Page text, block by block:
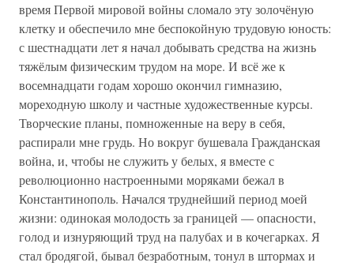
время Первой мировой войны сломало эту золочёную
клетку и обеспечило мне беспокойную трудовую юность:
с шестнадцати лет я начал добывать средства на жизнь
тяжёлым физическим трудом на море. И всё же к
восемнадцати годам хорошо окончил гимназию,
мореходную школу и частные художественные курсы.
Творческие планы, помноженные на веру в себя,
распирали мне грудь. Но вокруг бушевала Гражданская
война, и, чтобы не служить у белых, я вместе с
революционно настроенными моряками бежал в
Константинополь. Начался труднейший период моей
жизни: одинокая молодость за границей — опасности,
голод и изнуряющий труд на палубах и в кочегарках. Я
стал бродягой, бывал безработным, тонул в штормах и